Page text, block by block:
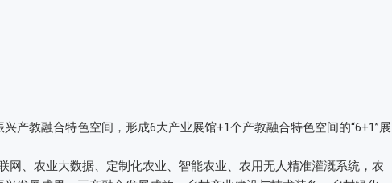
产教融合特色空间，形成6大产业展馆+1个产教融合特色空间的“6+1”展
网、农业大数据、定制化农业、智能农业、农用无人精准灌溉系统，农